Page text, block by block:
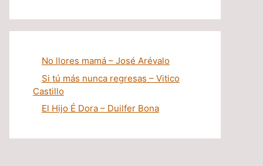
No llores mamá – José Arévalo
Si tú más nunca regresas – Vitico
Castillo
El Hijo É Dora – Duilfer Bona